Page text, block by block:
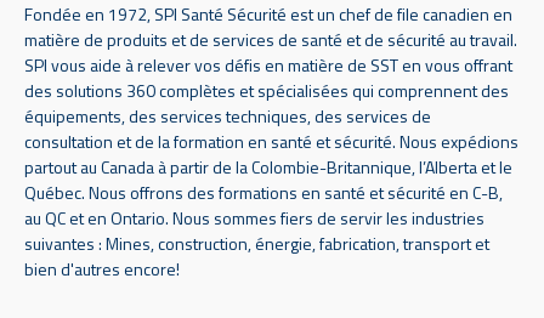
Fondée en 1972, SPI Santé Sécurité est un chef de file canadien en
matière de produits et de services de santé et de sécurité au travail.
SPI vous aide à relever vos défis en matière de SST en vous offrant
des solutions 360 complètes et spécialisées qui comprennent des
équipements, des services techniques, des services de
consultation et de la formation en santé et sécurité. Nous expédions
partout au Canada à partir de la Colombie-Britannique, l’Alberta et le
Québec. Nous offrons des formations en santé et sécurité en C-B,
au QC et en Ontario. Nous sommes fiers de servir les industries
suivantes : Mines, construction, énergie, fabrication, transport et
bien d'autres encore!